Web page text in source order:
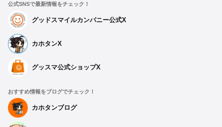
公式SNSで最新情報をチェック！
グッドスマイルカンパニー公式X
カホタンX
グッスマ公式ショップX
おすすめ情報をブログでチェック！
カホタンブログ